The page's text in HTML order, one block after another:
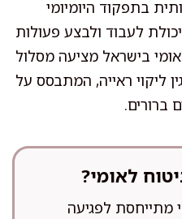
בתפקוד היומיומי
לעבוד ולבצע פעולות
בישראל מציעה מסלול
ליקוי ראייה, המתבסס על
ברורים.
לאומי?
מתייחסת לפגיעה